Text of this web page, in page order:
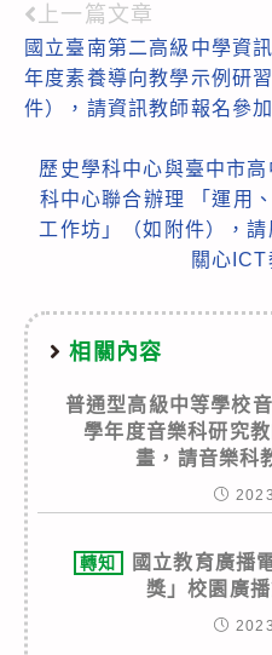
Read
more
articles
上一篇文章
國立臺南第二高級中學資
年度素養導向教學示例研
件），請資訊教師報名參加
歷史學科中心與臺中市
科中心聯合辦理 「運用
工作坊」（如附件），
關心ICT
相關內容
普通型高級中等學校
學年度音樂科研究
畫，請音樂科
轉知
國立教育廣播
獎」校園廣